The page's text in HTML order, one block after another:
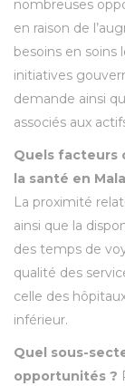
nombreuses
en raison de
besoins en soins
initiatives
demande ainsi
associés aux
Quels facteurs
la santé en
La proximité
ainsi que la
des temps de
qualité des
celle des
inférieur.
Quel sous-
opportunités ?